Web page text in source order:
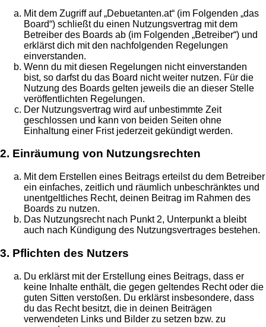
Mit dem Zugriff auf „Debuetanten.at“ (im Folgenden „das
Board“) schließt du einen Nutzungsvertrag mit dem
Betreiber des Boards ab (im Folgenden „Betreiber“) und
erklärst dich mit den nachfolgenden Regelungen
einverstanden.
Wenn du mit diesen Regelungen nicht einverstanden
bist, so darfst du das Board nicht weiter nutzen. Für die
Nutzung des Boards gelten jeweils die an dieser Stelle
veröffentlichten Regelungen.
Der Nutzungsvertrag wird auf unbestimmte Zeit
geschlossen und kann von beiden Seiten ohne
Einhaltung einer Frist jederzeit gekündigt werden.
2. Einräumung von Nutzungsrechten
Mit dem Erstellen eines Beitrags erteilst du dem Betreiber
ein einfaches, zeitlich und räumlich unbeschränktes und
unentgeltliches Recht, deinen Beitrag im Rahmen des
Boards zu nutzen.
Das Nutzungsrecht nach Punkt 2, Unterpunkt a bleibt
auch nach Kündigung des Nutzungsvertrages bestehen.
3. Pflichten des Nutzers
Du erklärst mit der Erstellung eines Beitrags, dass er
keine Inhalte enthält, die gegen geltendes Recht oder die
guten Sitten verstoßen. Du erklärst insbesondere, dass
du das Recht besitzt, die in deinen Beiträgen
verwendeten Links und Bilder zu setzen bzw. zu